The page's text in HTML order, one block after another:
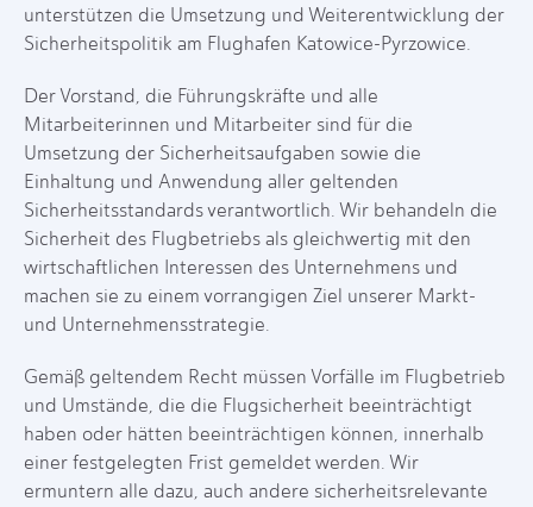
unterstützen die Umsetzung und Weiterentwicklung der
Sicherheitspolitik am Flughafen Katowice-Pyrzowice.
Der Vorstand, die Führungskräfte und alle
Mitarbeiterinnen und Mitarbeiter sind für die
Umsetzung der Sicherheitsaufgaben sowie die
Einhaltung und Anwendung aller geltenden
Sicherheitsstandards verantwortlich. Wir behandeln die
Sicherheit des Flugbetriebs als gleichwertig mit den
wirtschaftlichen Interessen des Unternehmens und
machen sie zu einem vorrangigen Ziel unserer Markt-
und Unternehmensstrategie.
Gemäß geltendem Recht müssen Vorfälle im Flugbetrieb
und Umstände, die die Flugsicherheit beeinträchtigt
haben oder hätten beeinträchtigen können, innerhalb
einer festgelegten Frist gemeldet werden. Wir
ermuntern alle dazu, auch andere sicherheitsrelevante